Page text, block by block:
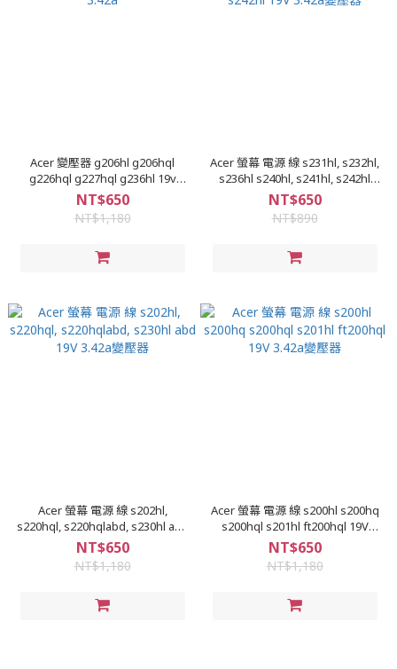
Acer 變壓器 g206hl g206hql
g226hql g227hql g236hl 19v
3.42a
NT$650
NT$1,180
Acer 螢幕 電源 線 s231hl, s232hl,
s236hl s240hl, s241hl, s242hl
19V 3.42a變壓器
NT$650
NT$890
Acer 螢幕 電源 線 s202hl,
s220hql, s220hqlabd, s230hl abd
19V 3.42a變壓器
NT$650
NT$1,180
Acer 螢幕 電源 線 s200hl s200hq
s200hql s201hl ft200hql 19V
3.42a變壓器
NT$650
NT$1,180